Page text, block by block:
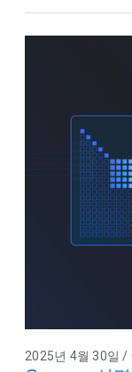
2025년 4월 30일 /